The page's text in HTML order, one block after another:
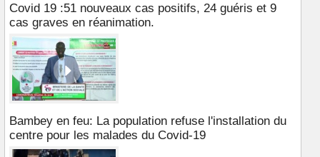
Covid 19 :51 nouveaux cas positifs, 24 guéris et 9
cas graves en réanimation.
Bambey en feu: La population refuse l'installation du
centre pour les malades du Covid-19